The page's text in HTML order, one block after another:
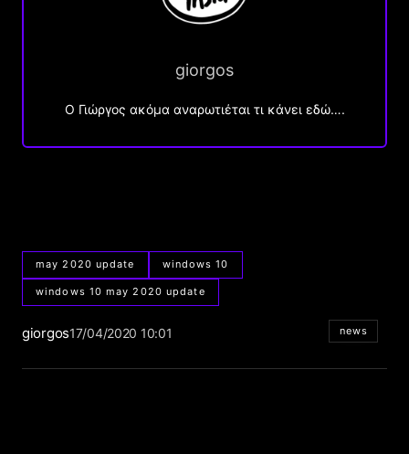
giorgos
Ο Γιώργος ακόμα αναρωτιέται τι κάνει εδώ….
may 2020 update windows 10
windows 10 may 2020 update
giorgos17/04/2020 10:01 news